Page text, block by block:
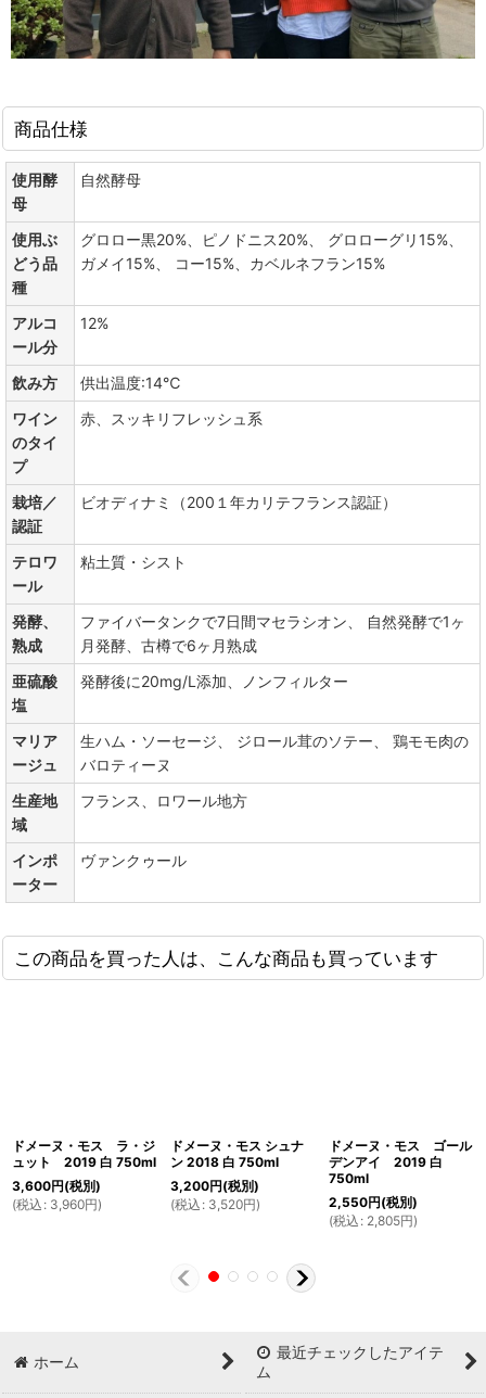
商品仕様
使用酵
母
自然酵母
使用ぶ
どう品
種
グロロー黒20%、ピノドニス20%、 グロローグリ15%、
ガメイ15%、 コー15%、カベルネフラン15%
アルコ
ール分
12%
飲み方
供出温度:14℃
ワイン
のタイ
プ
赤、スッキリフレッシュ系
栽培／
認証
ビオディナミ（200１年カリテフランス認証）
テロワ
ール
粘土質・シスト
発酵、
熟成
ファイバータンクで7日間マセラシオン、 自然発酵で1ヶ
月発酵、古樽で6ヶ月熟成
亜硫酸
塩
発酵後に20mg/L添加、ノンフィルター
マリア
ージュ
生ハム・ソーセージ、 ジロール茸のソテー、 鶏モモ肉の
バロティーヌ
生産地
域
フランス、ロワール地方
インポ
ーター
ヴァンクゥール
この商品を買った人は、こんな商品も買っています
ドメーヌ・モス ラ・ジ
ュット 2019 白 750ml
3,600円(税別)
(税込 : 3,960円)
ドメーヌ・モス シュナ
ン 2018 白 750ml
3,200円(税別)
(税込 : 3,520円)
ドメーヌ・モス ゴール
デンアイ 2019 白
750ml
2,550円(税別)
(税込 : 2,805円)
ホーム
最近チェックしたアイテ
ム